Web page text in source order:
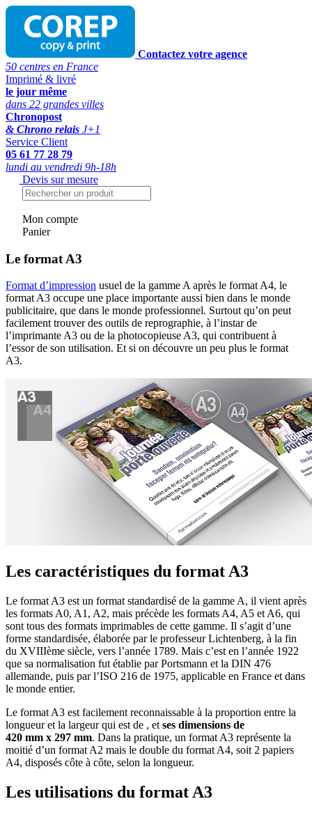
Contactez votre agence
50 centres en France
Imprimé & livré
le jour même
dans 22 grandes villes
Chronopost
& Chrono relais J+1
Service Client
05 61 77 28 79
lundi au vendredi 9h-18h
Devis sur mesure
Mon compte
Panier
Le format A3
Format d’impression usuel de la gamme A après le format A4, le
format A3 occupe une place importante aussi bien dans le monde
publicitaire, que dans le monde professionnel. Surtout qu’on peut
facilement trouver des outils de reprographie, à l’instar de
l’imprimante A3 ou de la photocopieuse A3, qui contribuent à
l’essor de son utilisation. Et si on découvre un peu plus le format
A3.
Les caractéristiques du format A3
Le format A3 est un format standardisé de la gamme A, il vient après
les formats A0, A1, A2, mais précède les formats A4, A5 et A6, qui
sont tous des formats imprimables de cette gamme. Il s’agit d’une
forme standardisée, élaborée par le professeur Lichtenberg, à la fin
du XVIIIème siècle, vers l’année 1789. Mais c’est en l’année 1922
que sa normalisation fut établie par Portsmann et la DIN 476
allemande, puis par l’ISO 216 de 1975, applicable en France et dans
le monde entier.
Le format A3 est facilement reconnaissable à la proportion entre la
longueur et la largeur qui est de , et ses dimensions de
420 mm x 297 mm. Dans la pratique, un format A3 représente la
moitié d’un format A2 mais le double du format A4, soit 2 papiers
A4, disposés côte à côte, selon la longueur.
Les utilisations du format A3